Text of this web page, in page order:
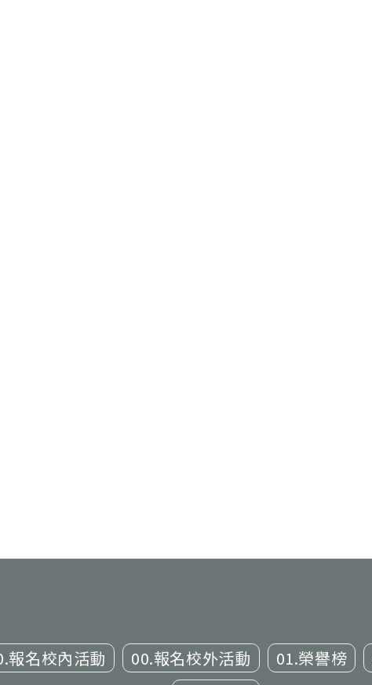
報名校內活動 00.報名校外活動 01.榮譽榜